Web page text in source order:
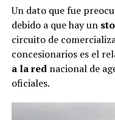
Un dato que fue
debido a que hay un
circuito de
concesionarios es el
a la rednacional de
oficiales.